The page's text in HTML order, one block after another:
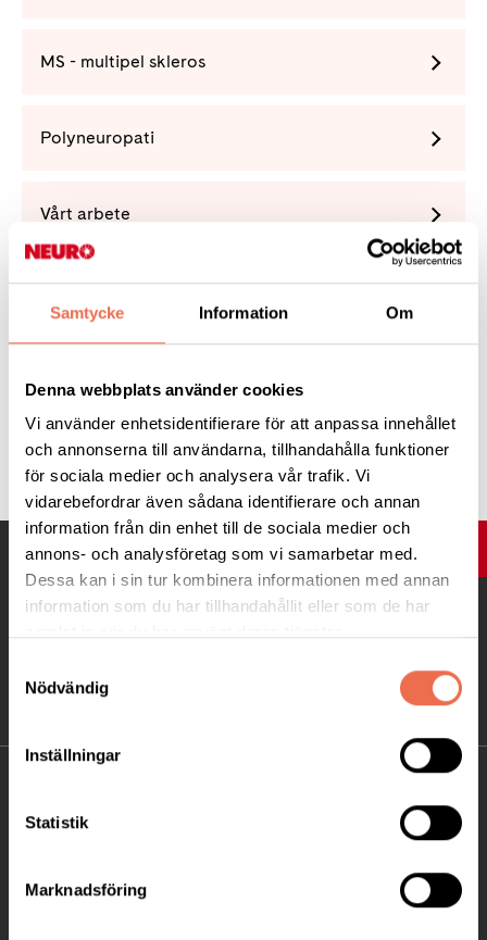
Samtycke Information Om
Denna webbplats använder cookies
Vi använder enhetsidentifierare för att anpassa innehållet
och annonserna till användarna, tillhandahålla funktioner
för sociala medier och analysera vår trafik. Vi
vidarebefordrar även sådana identifierare och annan
information från din enhet till de sociala medier och
annons- och analysföretag som vi samarbetar med.
Dessa kan i sin tur kombinera informationen med annan
information som du har tillhandahållit eller som de har
Nödvändig
Inställningar
Statistik
Marknadsföring
MS - multipel skleros
Polyneuropati
Vårt arbete
Förening
Tipsa
Telefon:08-677 70 10